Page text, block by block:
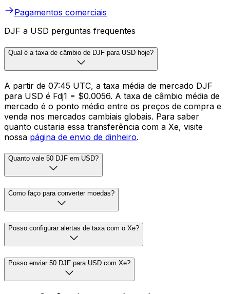
Pagamentos comerciais
DJF a USD perguntas frequentes
Qual é a taxa de câmbio de DJF para USD hoje?
A partir de 07:45 UTC, a taxa média de mercado DJF
para USD é Fdj1 = $0.0056. A taxa de câmbio média de
mercado é o ponto médio entre os preços de compra e
venda nos mercados cambiais globais. Para saber
quanto custaria essa transferência com a Xe, visite
nossa página de envio de dinheiro.
Quanto vale 50 DJF em USD?
Como faço para converter moedas?
Posso configurar alertas de taxa com o Xe?
Posso enviar 50 DJF para USD com Xe?